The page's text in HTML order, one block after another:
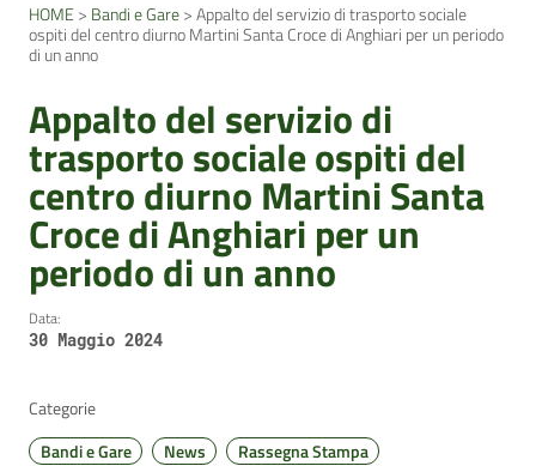
HOME > Bandi e Gare>Appalto del servizio di trasporto sociale
ospiti del centro diurno Martini Santa Croce di Anghiari per un periodo
di un anno
Appalto del servizio di
trasporto sociale ospiti del
centro diurno Martini Santa
Croce di Anghiari per un
periodo di un anno
Data:
30 Maggio 2024
Categorie
Bandi e Gare
News Rassegna Stampa